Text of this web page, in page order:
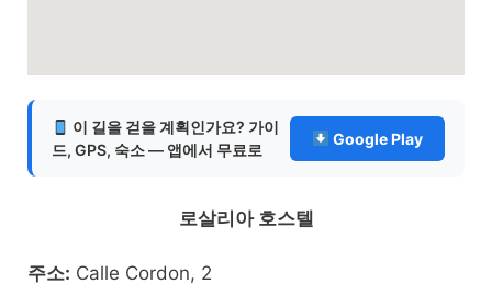
이 길을 걷을 계획인가요? 가이
드, GPS, 숙소 — 앱에서 무료로
Google Play
로살리아 호스텔
주소: Calle Cordon, 2